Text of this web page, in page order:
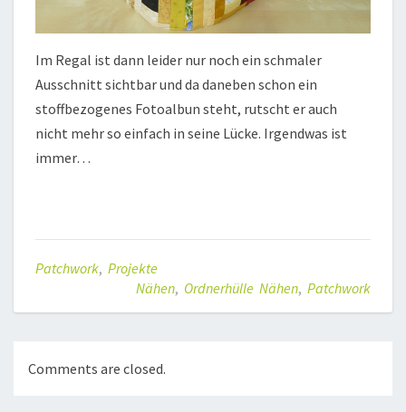
Im Regal ist dann leider nur noch ein schmaler
Ausschnitt sichtbar und da daneben schon ein
stoffbezogenes Fotoalbun steht, rutscht er auch
nicht mehr so einfach in seine Lücke. Irgendwas ist
immer…
Patchwork, Projekte
Nähen, Ordnerhülle Nähen, Patchwork
Comments are closed.